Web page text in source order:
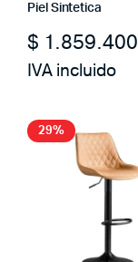
Piel Sintetica
$ 1.859.400
IVA incluido
29%